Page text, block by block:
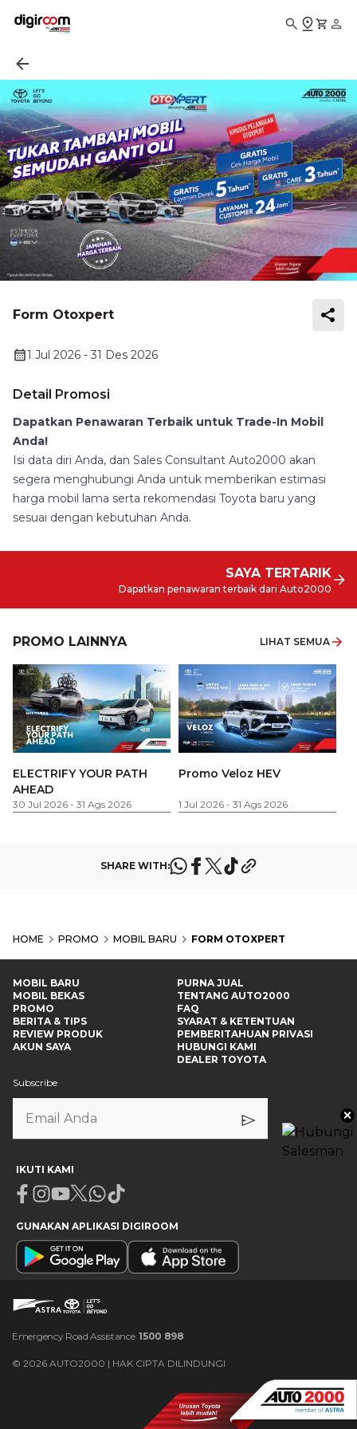
Form Otoxpert
1 Jul 2026 - 31 Des 2026
Detail Promosi
Dapatkan Penawaran Terbaik untuk Trade-In Mobil
Anda!
Isi data diri Anda, dan Sales Consultant Auto2000 akan
segera menghubungi Anda untuk memberikan estimasi
harga mobil lama serta rekomendasi Toyota baru yang
sesuai dengan kebutuhan Anda.
SAYA TERTARIK
Dapatkan penawaran terbaik dari Auto2000
PROMO LAINNYA LIHAT SEMUA
ELECTRIFY YOUR PATH
AHEAD
30 Jul 2026 - 31 Ags 2026
Promo Veloz HEV
1 Jul 2026 - 31 Ags 2026
SHARE WITH:
HOME PROMO MOBIL BARU FORM OTOXPERT
×
MOBIL BARU
MOBIL BEKAS
PROMO
BERITA & TIPS
REVIEW PRODUK
AKUN SAYA
PURNA JUAL
TENTANG AUTO2000
FAQ
SYARAT & KETENTUAN
PEMBERITAHUAN PRIVASI
HUBUNGI KAMI
DEALER TOYOTA
Subscribe
IKUTI KAMI
Facebook
Instagram
Youtube
X Whatsapp
Tiktok
GUNAKAN APLIKASI DIGIROOM
Emergency Road Assistance 1500 898
© 2026 AUTO2000 | HAK CIPTA DILINDUNGI